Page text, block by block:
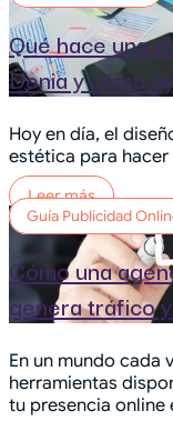
Qué hace una
Denia y cómo
Hoy en día, el
estética para
Leer más
Guía Publicidad
Cómo una
genera tráfico
En un mundo cada
herramientas
tu presencia online